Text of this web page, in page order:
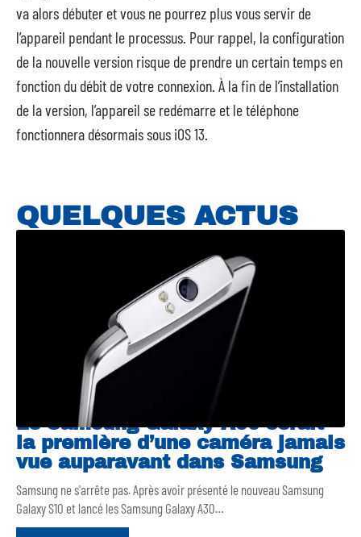
va alors débuter et vous ne pourrez plus vous servir de
l’appareil pendant le processus. Pour rappel, la configuration
de la nouvelle version risque de prendre un certain temps en
fonction du débit de votre connexion. À la fin de l’installation
de la version, l’appareil se redémarre et le téléphone
fonctionnera désormais sous iOS 13.
QUELQUES ACTUS
Le Samsung Galaxy A90 serait
la première d’une caméra jamais
vue auparavant dans Samsung
Samsung ne s'arrête pas. Après avoir présenté le nouveau Samsung
Galaxy S10 et lancé les Samsung Galaxy A30…